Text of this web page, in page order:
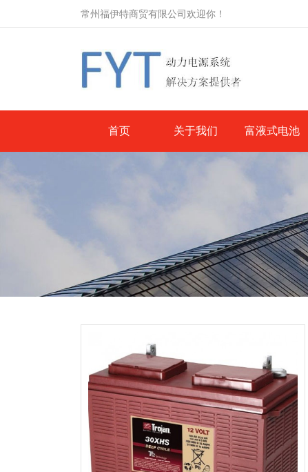
常州福伊特商贸有限公司欢迎你！
首页 关于我们 富液式电池